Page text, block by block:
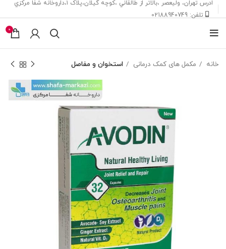
ادرس تهران، ‎وليعصر ،بالاتر از طالقاني ،كوچه گيلان،پلاک ۱،داروخانه شفا مركزي
تلفن: 02188940749
0
خانه مکمل های کمک درمانی استخوان و مفاصل